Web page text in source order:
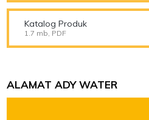
Katalog Produk
1.7 mb, PDF
ALAMAT ADY WATER